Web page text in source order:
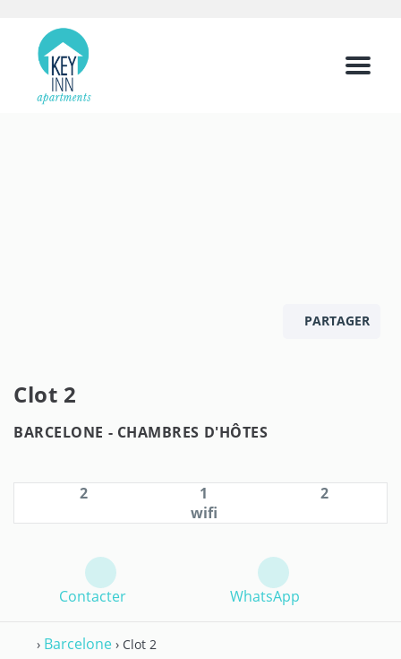
Menu
PARTAGER
Clot 2
BARCELONE - CHAMBRES D'HÔTES
2 1
2
wifi
Contacter WhatsApp
› Barcelone› Clot 2